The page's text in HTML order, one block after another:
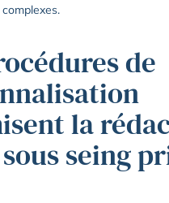
de
la
seing